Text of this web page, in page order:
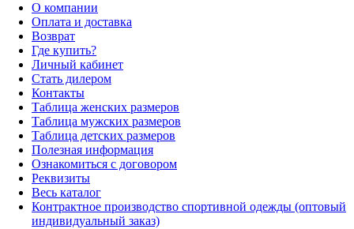
О компании
Оплата и доставка
Возврат
Где купить?
Личный кабинет
Стать дилером
Контакты
Таблица женских размеров
Таблица мужских размеров
Таблица детских размеров
Полезная информация
Ознакомиться с договором
Реквизиты
Весь каталог
Контрактное производство спортивной одежды (оптовый
индивидуальный заказ)